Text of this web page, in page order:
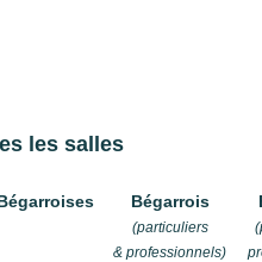
les salles
Bégarrois
(particuliers
& professionnels)